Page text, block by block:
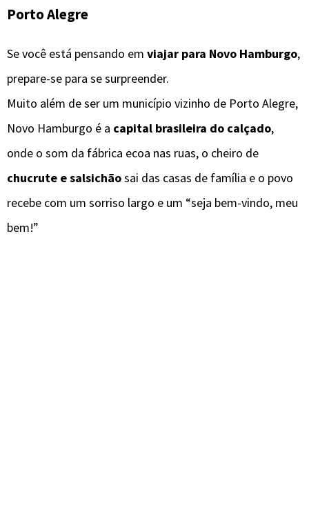
Porto Alegre
Se você está pensando em viajar para Novo Hamburgo,
prepare-se para se surpreender.
Muito além de ser um município vizinho de Porto Alegre,
Novo Hamburgo é a capital brasileira do calçado,
onde o som da fábrica ecoa nas ruas, o cheiro de
chucrute e salsichãosai das casas de família e o povo
recebe com um sorriso largo e um “seja bem-vindo, meu
bem!”